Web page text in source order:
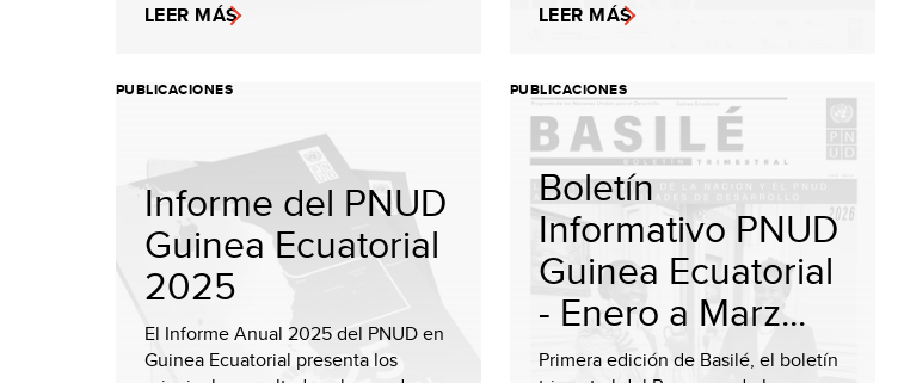
LEER MÁS LEER MÁS
PUBLICACIONES
Informe del PNUD
Guinea Ecuatorial
2025
El Informe Anual 2025 del PNUD en
Guinea Ecuatorial presenta los
PUBLICACIONES
Boletín
Informativo PNUD
Guinea Ecuatorial
- Enero a Marz...
Primera edición de Basilé, el boletín